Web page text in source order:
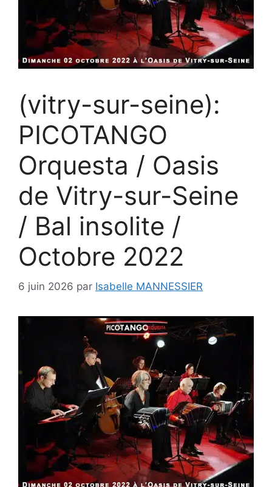
(vitry-sur-seine):
PICOTANGO
Orquesta / Oasis
de Vitry-sur-Seine
/ Bal insolite /
Octobre 2022
6 juin 2026 par Isabelle MANNESSIER